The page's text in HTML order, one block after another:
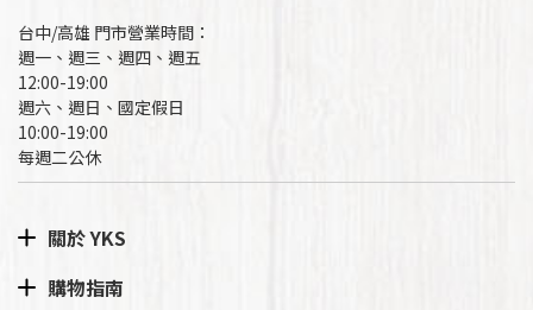
台中/高雄 門市營業時間：
週一、週三、週四、週五
12:00-19:00
週六、週日、國定假日
10:00-19:00
每週二公休
關於 YKS
購物指南